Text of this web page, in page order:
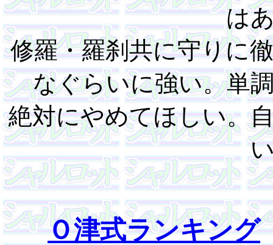
は
修羅・羅刹共に守りに
なぐらいに強い。単
絶対にやめてほしい。
Ｏ津式ランキング